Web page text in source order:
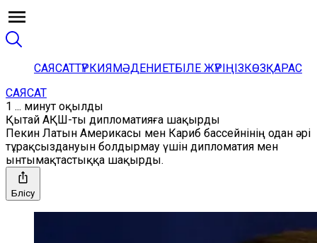
САЯСАТТҮРКИЯМӘДЕНИЕТБІЛЕ ЖҮРІҢІЗКӨЗҚАРАС
САЯСАТ
1 ... минут оқылды
Қытай АҚШ-ты дипломатияға шақырды
Пекин Латын Америкасы мен Кариб бассейнінің одан әрі
тұрақсыздануын болдырмау үшін дипломатия мен
ынтымақтастыққа шақырды.
Бөлісу